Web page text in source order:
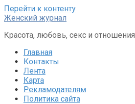
Перейти к контенту
Женский журнал
Красота, любовь, секс и отношения
Главная
Контакты
Лента
Карта
Рекламодателям
Политика сайта